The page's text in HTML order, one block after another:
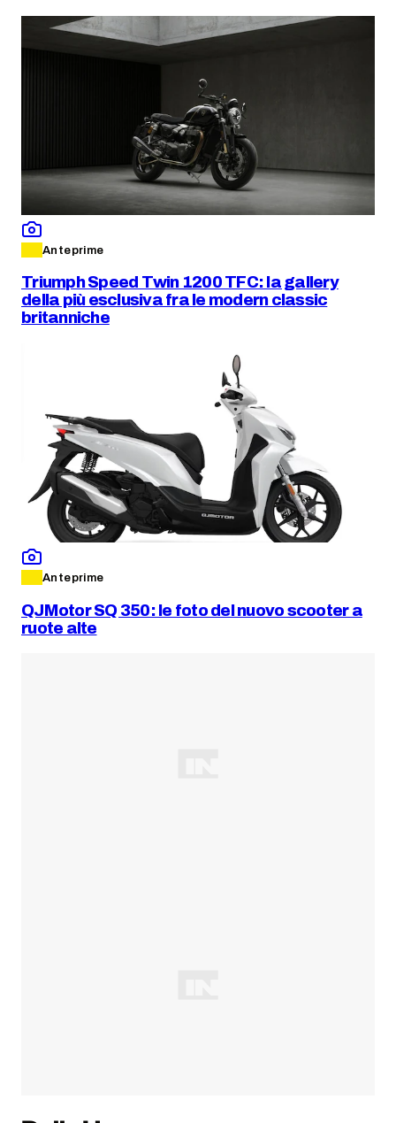
Anteprime
Triumph Speed Twin 1200 TFC: la gallery
della più esclusiva fra le modern classic
britanniche
Anteprime
QJMotor SQ 350: le foto del nuovo scooter a
ruote alte